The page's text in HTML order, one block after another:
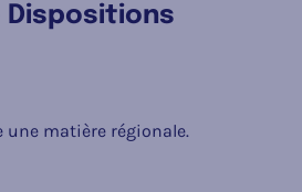
Dispositions
une matière régionale.